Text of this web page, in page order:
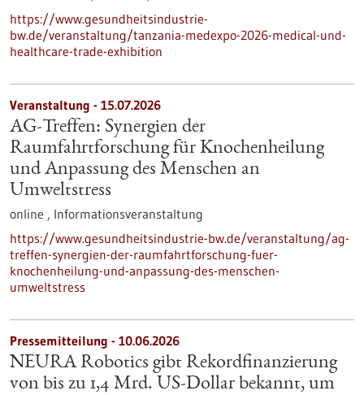
https://www.gesundheitsindustrie-
bw.de/veranstaltung/tanzania-medexpo-2026-medical-und-
healthcare-trade-exhibition
Veranstaltung - 15.07.2026
AG-Treffen: Synergien der
Raumfahrtforschung für Knochenheilung
und Anpassung des Menschen an
Umweltstress
online , Informationsveranstaltung
https://www.gesundheitsindustrie-bw.de/veranstaltung/ag-
treffen-synergien-der-raumfahrtforschung-fuer-
knochenheilung-und-anpassung-des-menschen-
umweltstress
Pressemitteilung - 10.06.2026
NEURA Robotics gibt Rekordfinanzierung
von bis zu 1,4 Mrd. US-Dollar bekannt, um